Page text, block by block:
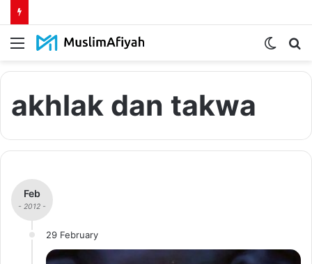
Menu
Switch
akhlak dan takwa
Feb
- 2012 -
29 February